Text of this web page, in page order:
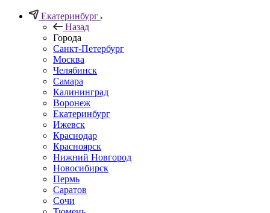
Екатеринбург
Назад
Города
Санкт-Петербург
Москва
Челябинск
Самара
Калининград
Воронеж
Екатеринбург
Ижевск
Краснодар
Красноярск
Нижний Новгород
Новосибирск
Пермь
Саратов
Сочи